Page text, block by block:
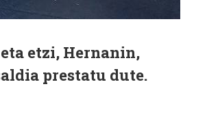
etzi, Hernanin,
prestatu dute.